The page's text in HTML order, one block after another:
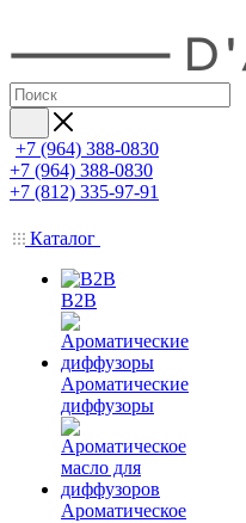
+7 (964) 388-0830
+7 (964) 388-0830
+7 (812) 335-97-91
Каталог
B2B
Ароматические
диффузоры
Ароматическое